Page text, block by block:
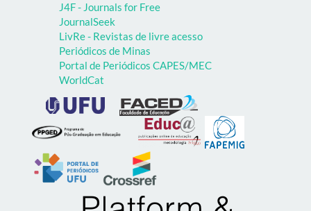
J4F - Journals for Free
JournalSeek
LivRe - Revistas de livre acesso
Periódicos de Minas
Portal de Periódicos CAPES/MEC
WorldCat